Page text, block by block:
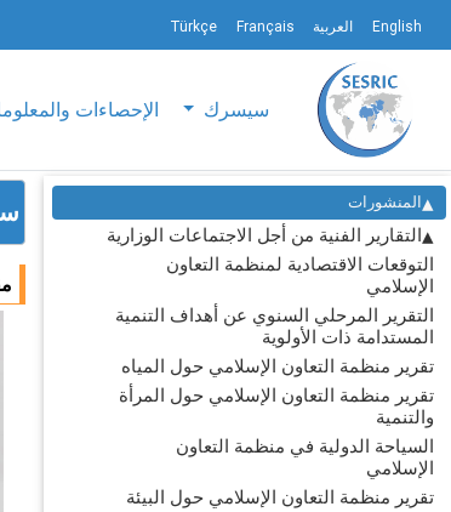
English العربية Français
Türkçe
سيسرك الإحصاءات
المنشورات
التقارير الفنية من أجل الاجتماعات الوزارية
التوقعات الاقتصادية لمنظمة التعاون
الإسلامي
التقرير المرحلي السنوي عن أهداف التنمية
المستدامة ذات الأولوية
تقرير منظمة التعاون الإسلامي حول المياه
تقرير منظمة التعاون الإسلامي حول المرأة
والتنمية
السياحة الدولية في منظمة التعاون
الإسلامي
تقرير منظمة التعاون الإسلامي حول البيئة